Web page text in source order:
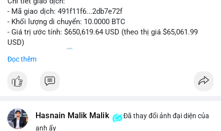
- Mã giao dịch: 491f11f6...2db7e72f
- Khối lượng di chuyển: 10.0000 BTC
- Giá trị ước tính: $650,619.64 USD (theo thị giá $65,061.99
USD)
- Thời gian: 11:20
Nhận định phân tích hành vi của Cá voi dựa trên giao dịch này:
Giao dịch 10 BTC trị giá hơn 650 nghìn USD được thực hiện
lớn. Mức khối lượng này không quá lớn để gây áp lực bán trực
tiếp, nhưng nếu dòng tiền tiếp tục đổ về các sàn tập trung
Đọc thêm
Hasnain Malik Malik
Đã thay đổi ảnh đại diện của
anh ấy